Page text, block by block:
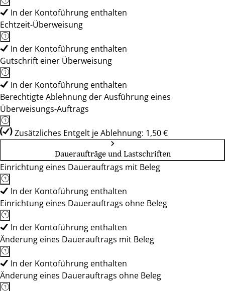
In der Kontoführung enthalten
Echtzeit-Überweisung
In der Kontoführung enthalten
Gutschrift einer Überweisung
In der Kontoführung enthalten
Berechtigte Ablehnung der Ausführung eines
Überweisungs-Auftrags
Zusätzliches Entgelt je Ablehnung: 1,50 €
Daueraufträge und Lastschriften
Einrichtung eines Dauerauftrags mit Beleg
In der Kontoführung enthalten
Einrichtung eines Dauerauftrags ohne Beleg
In der Kontoführung enthalten
Änderung eines Dauerauftrags mit Beleg
In der Kontoführung enthalten
Änderung eines Dauerauftrags ohne Beleg